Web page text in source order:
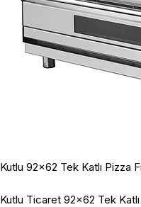
Kutlu 92x62 Tek Katlı Pizza
Kutlu Ticaret 92x62 Tek